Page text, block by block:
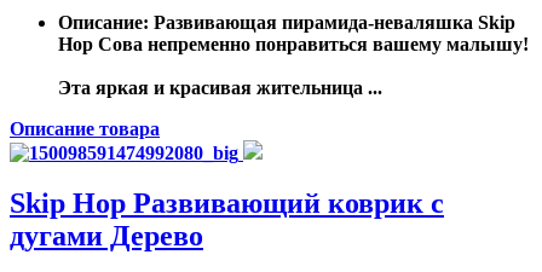
Описание: Развивающая пирамида-неваляшка Skip
Hop Сова непременно понравиться вашему малышу!
Эта яркая и красивая жительница ...
Описание товара
Skip Hop Развивающий коврик c
дугами Дерево